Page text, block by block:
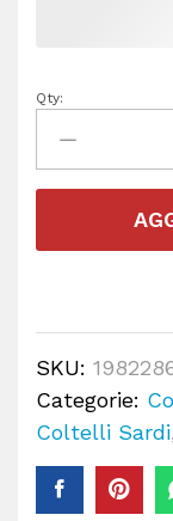
Qty:
SKU:
Categorie:
Coltelli Sardi